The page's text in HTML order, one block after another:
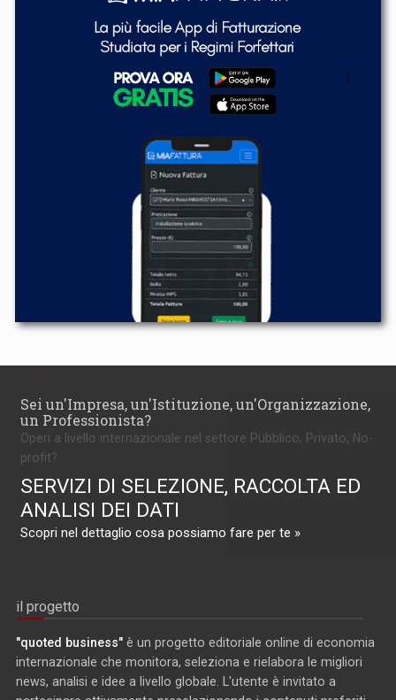
Sei un'Impresa, un'Istituzione, un'Organizzazione,
un Professionista?
Operi a livello internazionale nel settore Pubblico, Privato, No-
profit?
SERVIZI DI SELEZIONE, RACCOLTA ED
ANALISI DEI DATI
Scopri nel dettaglio cosa possiamo fare per te »
il progetto
"quoted business" è un progetto editoriale online di economia
internazionale che monitora, seleziona e rielabora le migliori
news, analisi e idee a livello globale. L'utente è invitato a